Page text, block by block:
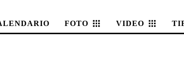
FOTO VIDEO